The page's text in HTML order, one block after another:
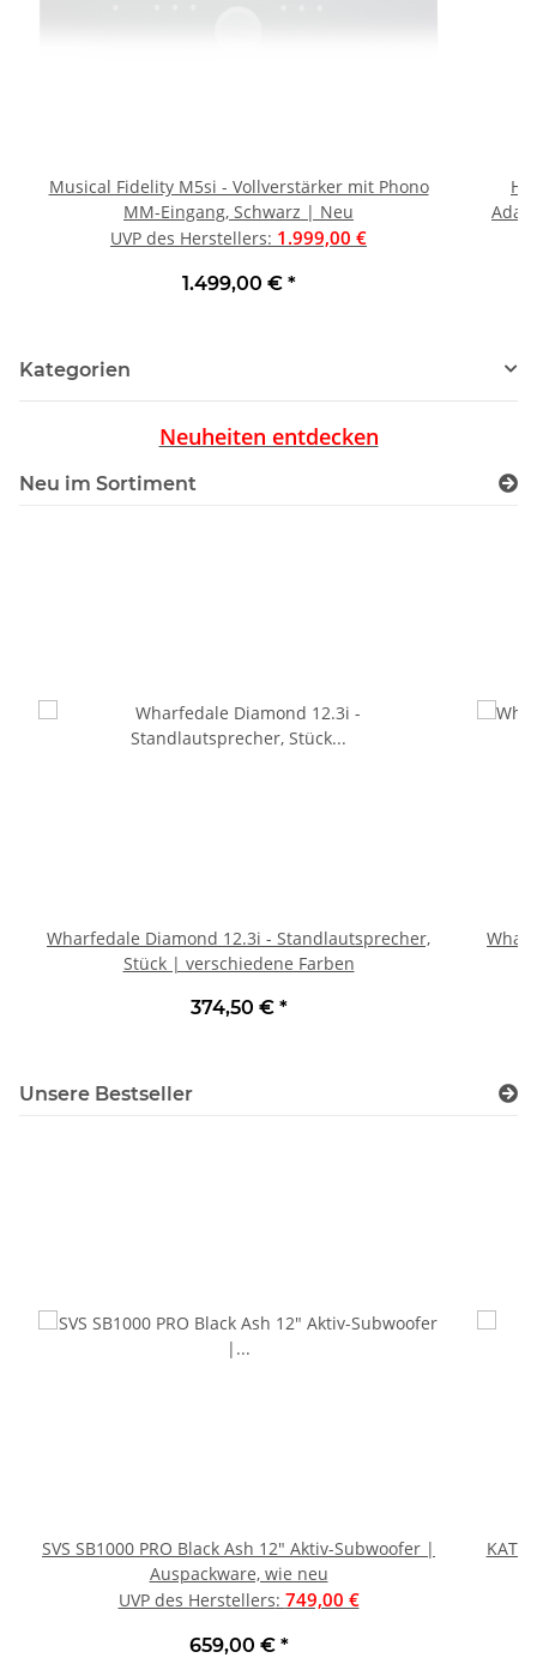
Musical Fidelity M5si - Vollverstärker mit Phono
MM-Eingang, Schwarz | Neu
UVP des Herstellers: 1.999,00 €
1.499,00 € *
Kategorien
Neuheiten entdecken
Neu im Sortiment
Wharfedale Diamond 12.3i - Standlautsprecher,
Stück | verschiedene Farben
374,50 € *
Unsere Bestseller
SVS SB1000 PRO Black Ash 12" Aktiv-Subwoofer |
Auspackware, wie neu
UVP des Herstellers: 749,00 €
659,00 € *